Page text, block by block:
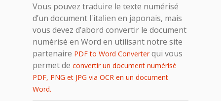
Vous pouvez traduire le texte numérisé
d’un document l'italien en japonais, mais
vous devez d’abord convertir le document
numérisé en Word en utilisant notre site
partenaire PDF to Word Converterqui vous
permet de convertir un document numérisé
PDF, PNG et JPG via OCR en un document
Word.